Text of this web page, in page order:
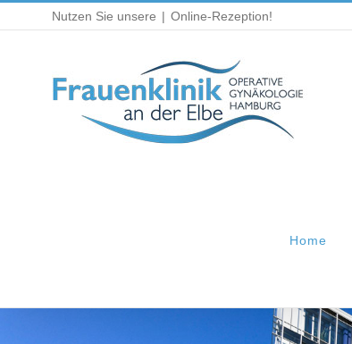
Nutzen Sie unsere | Online-Rezeption!
Home